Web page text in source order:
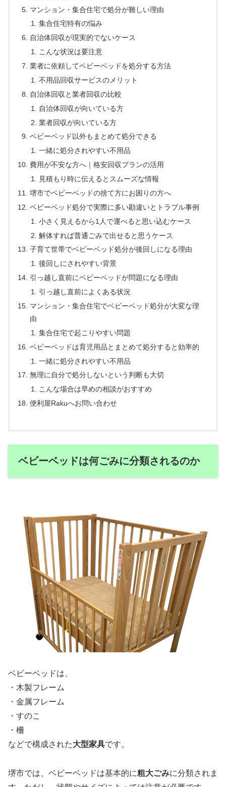
マンション・集合住宅で処分が難しい理由
集合住宅特有の悩み
自治体回収が現実的でないケース
こんな状況は要注意
業者に依頼してベビーベッドを処分する方法
不用品回収サービスのメリット
自治体回収と業者回収の比較
自治体回収が向いている方
業者回収が向いている方
ベビーベッド以外もまとめて処分できる
一緒に処分されやすい不用品
費用が不安な方へ｜格安回収プランの活用
見積もり時に伝えるとスムーズな情報
堺市でベビーベッドの捨て方にお困りの方へ
ベビーベッド処分で実際に多い勘違いとトラブル事例
小さく見えるから1人で運べると思い込むケース
解体すれば普通ごみで出せると思うケース
子育て世帯でベビーベッド処分が後回しになる理由
後回しにされやすい背景
引っ越し直前にベビーベッドが問題になる理由
引っ越し直前によくある状況
マンション・集合住宅でベビーベッド処分が大変な理
由
集合住宅で起こりやすい問題
ベビーベッドは育児用品とまとめて処分すると効率的
一緒に処分されやすい不用品
無理に自分で処分しないという判断も大切
こんな場合は早めの相談がおすすめ
便利屋Rakuへお問い合わせ
ベビーベッドは何ごみに分類されるのか
ベビーベッドは、
・木製フレーム
・金属フレーム
・すのこ
・柵
などで構成された大型家具です。
堺市では、ベビーベッドは基本的に粗大ごみに分類されま